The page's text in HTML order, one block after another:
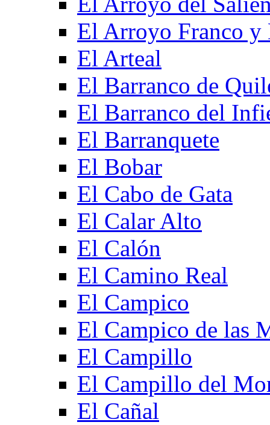
El Arroyo Franco y
El Arteal
El Barranco de
El Barranco del
El Barranquete
El Bobar
El Cabo de Gata
El Calar Alto
El Calón
El Camino Real
El Campico
El Campico de las
El Campillo
El Campillo del
El Cañal